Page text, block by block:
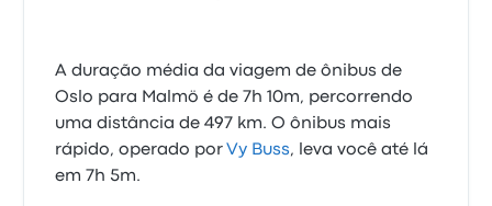
A duração média da viagem de ônibus de
Oslo para Malmö é de 7h 10m, percorrendo
uma distância de 497 km. O ônibus mais
rápido, operado porVy Buss, leva você até lá
em 7h 5m.